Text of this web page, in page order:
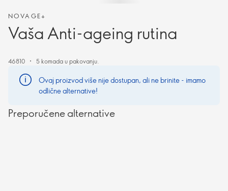
NOVAGE+
Vaša Anti-ageing rutina
46810 5 komada u pakovanju.
Ovaj proizvod više nije dostupan, ali ne brinite - imamo
odlične alternative!
Preporučene alternative